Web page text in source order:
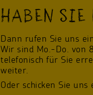
HABEN SIE
Dann rufen Sie uns
Wir sind Mo.-Do. von
telefonisch für Sie
weiter.
Oder schicken Sie uns